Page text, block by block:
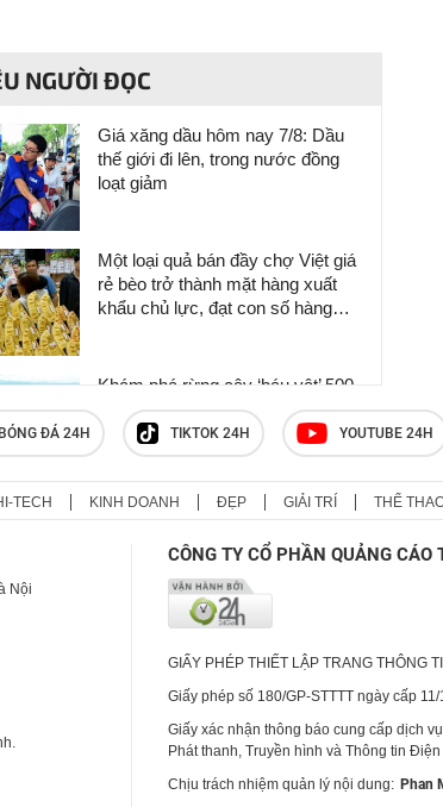
NGƯỜI ĐỌC
Giá xăng dầu hôm nay 7/8: Dầu
thế giới đi lên, trong nước đồng
loạt giảm
Một loại quả bán đầy chợ Việt giá
rẻ bèo trở thành mặt hàng xuất
khẩu chủ lực, đạt con số hàng
Khám phá rừng cây ‘báu vật’ 500
năm tuổi không ai dám chặt phá ở
Huế
Nuôi lợn có khi "lỗ sặc gạch", anh
con "bé như nắm tay" này, trúng
luôn "quả" phát tài
ĐÁ 24H TIKTOK 24H YOUTUBE 24H
TECH KINH DOANH ĐẸP GIẢI TRÍ THỂ
Nội
CÔNG TY CỔ PHẦN QUẢNG CÁO
GIẤY PHÉP THIẾT LẬP TRANG THÔNG
Giấy phép số 180/GP-STTTT ngày cấp
Giấy xác nhận thông báo cung cấp dịch
Phát thanh, Truyền hình và Thông tin
Chịu trách nhiệm quản lý nội dung: Phan